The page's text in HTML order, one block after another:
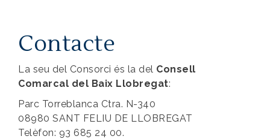
Contacte
La seu del Consorci és la del Consell
Comarcal del Baix Llobregat:
Parc Torreblanca Ctra. N-340
08980 SANT FELIU DE LLOBREGAT
Telèfon: 93 685 24 00.